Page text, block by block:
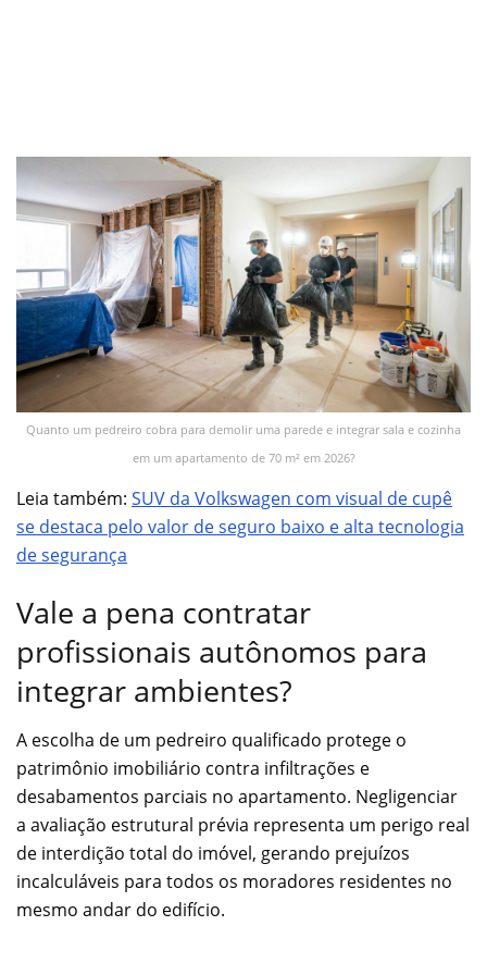
Quanto um pedreiro cobra para demolir uma parede e integrar sala e cozinha
em um apartamento de 70 m² em 2026?
Leia também: SUV da Volkswagen com visual de cupê
se destaca pelo valor de seguro baixo e alta tecnologia
de segurança
Vale a pena contratar
profissionais autônomos para
integrar ambientes?
A escolha de um pedreiro qualificado protege o
patrimônio imobiliário contra infiltrações e
desabamentos parciais no apartamento. Negligenciar
a avaliação estrutural prévia representa um perigo real
de interdição total do imóvel, gerando prejuízos
incalculáveis para todos os moradores residentes no
mesmo andar do edifício.